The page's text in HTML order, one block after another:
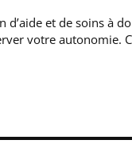
d’aide et de soins à
votre autonomie.